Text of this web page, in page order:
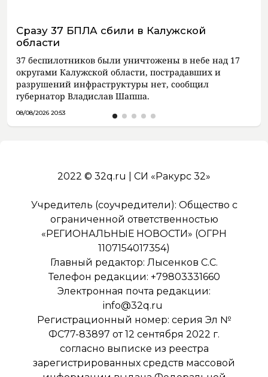
Сразу 37 БПЛА сбили в Калужской
области
37 беспилотников были уничтожены в небе над 17
округами Калужской области, пострадавших и
разрушений инфраструктуры нет, сообщил
губернатор Владислав Шапша.
08/08/2026 20:53
2022 © 32q.ru | СИ «Ракурс 32»
Учредитель (соучредители): Общество с
ограниченной ответственностью
«РЕГИОНАЛЬНЫЕ НОВОСТИ» (ОГРН
1107154017354)
Главный редактор: Лысенков С.С.
Телефон редакции: +79803331660
Электронная почта редакции:
info@32q.ru
Регистрационный номер: серия Эл №
ФС77-83897 от 12 сентября 2022 г.
согласно выписке из реестра
зарегистрированных средств массовой